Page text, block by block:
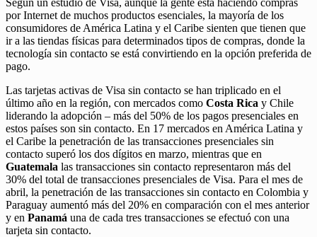
por Internet de muchos productos esenciales, la mayoría de los
consumidores de América Latina y el Caribe sienten que tienen que
ir a las tiendas físicas para determinados tipos de compras, donde la
tecnología sin contacto se está convirtiendo en la opción preferida de
pago.
Las tarjetas activas de Visa sin contacto se han triplicado en el
último año en la región, con mercados como Costa Rica y Chile
liderando la adopción – más del 50% de los pagos presenciales en
estos países son sin contacto. En 17 mercados en América Latina y
el Caribe la penetración de las transacciones presenciales sin
contacto superó los dos dígitos en marzo, mientras que en
Guatemala las transacciones sin contacto representaron más del
30% del total de transacciones presenciales de Visa. Para el mes de
abril, la penetración de las transacciones sin contacto en Colombia y
Paraguay aumentó más del 20% en comparación con el mes anterior
y en Panamá una de cada tres transacciones se efectuó con una
tarjeta sin contacto.